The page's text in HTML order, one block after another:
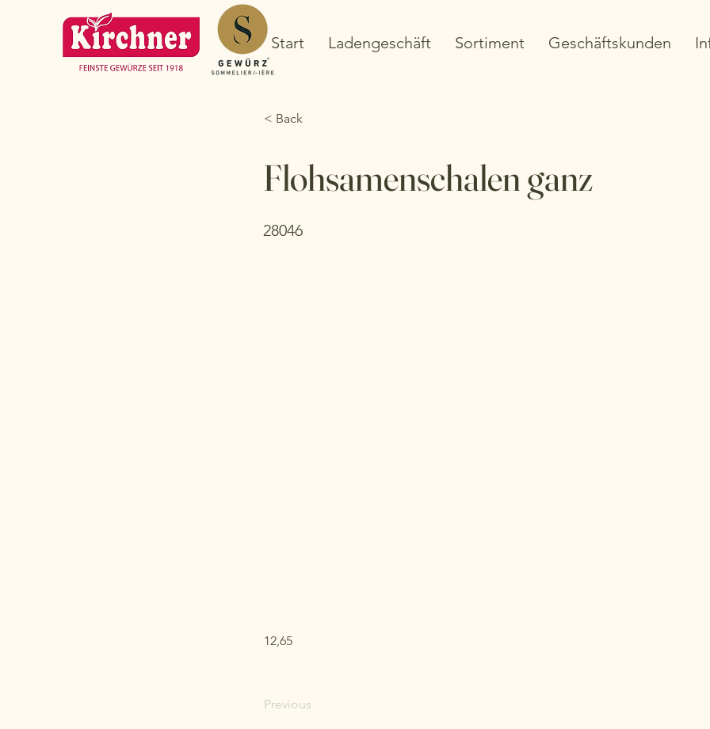
Start Ladengeschäft Sortiment Geschäftskunden
< Back
Flohsamenschalen ganz
28046
12,65
Previous